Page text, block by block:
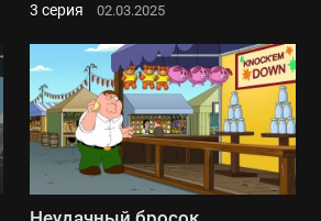
3 серия 02.03.2025